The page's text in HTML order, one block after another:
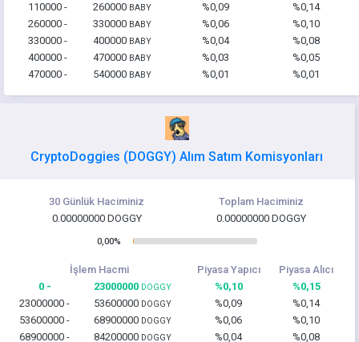
110000 -
260000 BABY %0,09
%0,14
260000 -
330000 BABY %0,06
%0,10
330000 -
400000 BABY %0,04
%0,08
400000 -
470000 BABY %0,03
%0,05
470000 -
540000 BABY %0,01 %0,01
CryptoDoggies (DOGGY) Alım Satım Komisyonları
30 Günlük Haciminiz
Toplam Haciminiz
0.00000000 DOGGY
0.00000000 DOGGY
0,00%
İşlem Hacmi Piyasa Yapıcı
Piyasa Alıcı
0 -
23000000 DOGGY %0,10
%0,15
23000000 -
53600000 DOGGY %0,09
%0,14
53600000 -
68900000 DOGGY %0,06
%0,10
68900000 -
84200000 DOGGY %0,04 %0,08